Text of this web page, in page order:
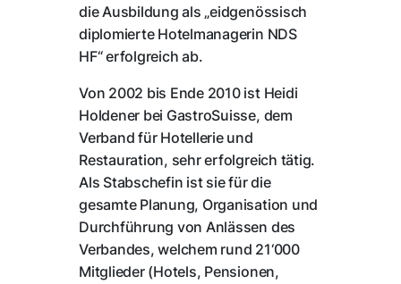
die Ausbildung als „eidgenössisch
diplomierte Hotelmanagerin NDS
HF“ erfolgreich ab.
Von 2002 bis Ende 2010 ist Heidi
Holdener bei GastroSuisse, dem
Verband für Hotellerie und
Restauration, sehr erfolgreich tätig.
Als Stabschefin ist sie für die
gesamte Planung, Organisation und
Durchführung von Anlässen des
Verbandes, welchem rund 21‘000
Mitglieder (Hotels, Pensionen,